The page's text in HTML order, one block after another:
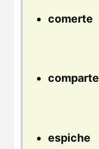
comerte
comparte
espiche